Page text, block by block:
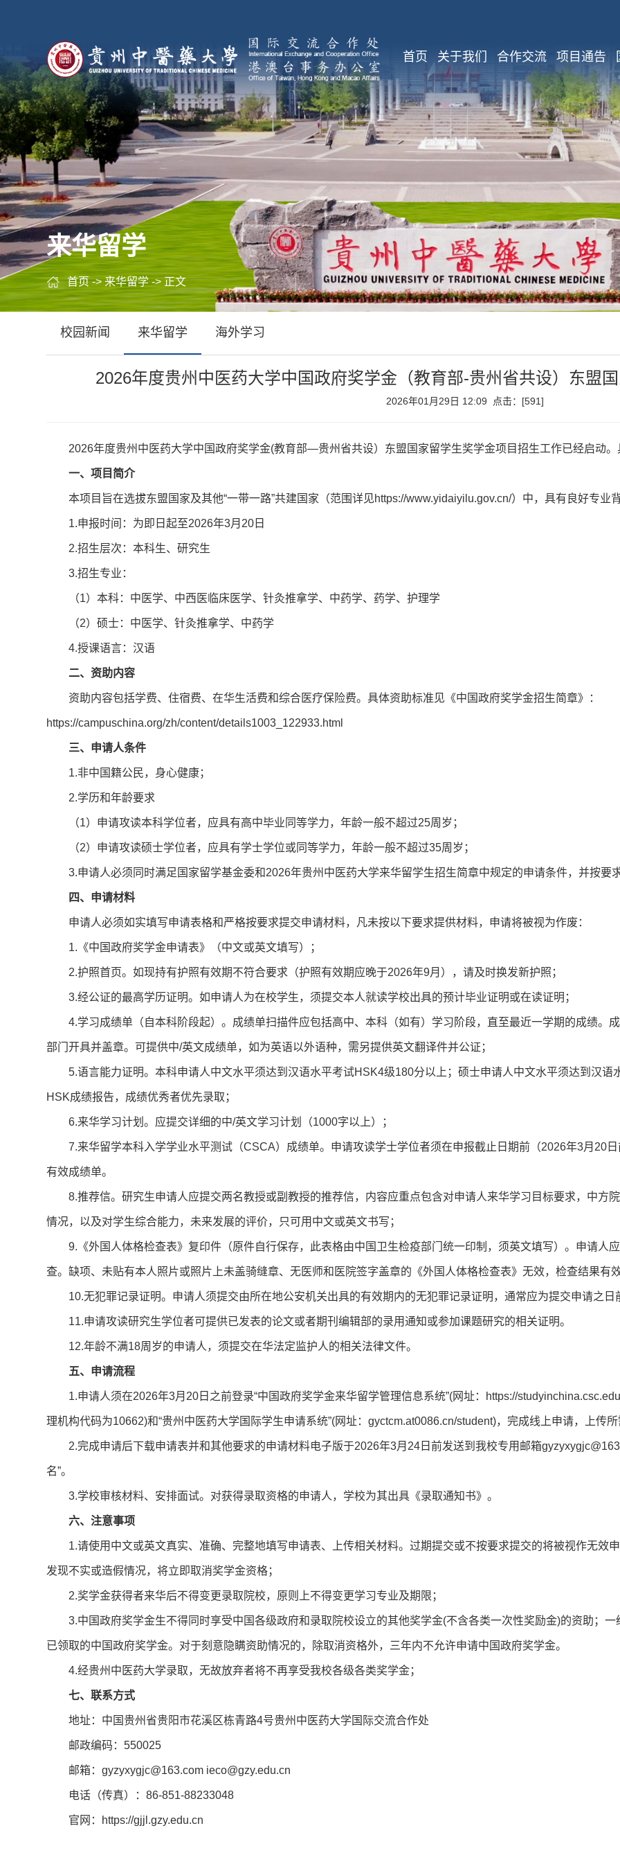
首页 关于我们 合作交流 项目通告
来华留学
首页->来华留学-> 正文
校园新闻 来华留学 海外学习
2026年度贵州中医药大学中国政府奖学金（教育部-贵州省共设）东盟
2026年01月29日 12:09 点击：[591]
2026年度贵州中医药大学中国政府奖学金(教育部—贵州省共设）东盟国家留学生奖学金项目招生工作已经启动。
一、项目简介
本项目旨在选拔东盟国家及其他“一带一路”共建国家（范围详见https://www.yidaiyilu.gov.cn/）中，具有良好专业
1.申报时间：为即日起至2026年3月20日
2.招生层次：本科生、研究生
3.招生专业：
（1）本科：中医学、中西医临床医学、针灸推拿学、中药学、药学、护理学
（2）硕士：中医学、针灸推拿学、中药学
4.授课语言：汉语
二、资助内容
资助内容包括学费、住宿费、在华生活费和综合医疗保险费。具体资助标准见《中国政府奖学金招生简章》：
https://campuschina.org/zh/content/details1003_122933.html
三、申请人条件
1.非中国籍公民，身心健康；
2.学历和年龄要求
（1）申请攻读本科学位者，应具有高中毕业同等学力，年龄一般不超过25周岁；
（2）申请攻读硕士学位者，应具有学士学位或同等学力，年龄一般不超过35周岁；
3.申请人必须同时满足国家留学基金委和2026年贵州中医药大学来华留学生招生简章中规定的申请条件，并按要
四、申请材料
申请人必须如实填写申请表格和严格按要求提交申请材料，凡未按以下要求提供材料，申请将被视为作废：
1.《中国政府奖学金申请表》（中文或英文填写）；
2.护照首页。如现持有护照有效期不符合要求（护照有效期应晚于2026年9月），请及时换发新护照；
3.经公证的最高学历证明。如申请人为在校学生，须提交本人就读学校出具的预计毕业证明或在读证明；
4.学习成绩单（自本科阶段起）。成绩单扫描件应包括高中、本科（如有）学习阶段，直至最近一学期的成绩。
部门开具并盖章。可提供中/英文成绩单，如为英语以外语种，需另提供英文翻译件并公证；
5.语言能力证明。本科申请人中文水平须达到汉语水平考试HSK4级180分以上；硕士申请人中文水平须达到汉
HSK成绩报告，成绩优秀者优先录取；
6.来华学习计划。应提交详细的中/英文学习计划（1000字以上）；
7.来华留学本科入学学业水平测试（CSCA）成绩单。申请攻读学士学位者须在申报截止日期前（2026年3月20
有效成绩单。
8.推荐信。研究生申请人应提交两名教授或副教授的推荐信，内容应重点包含对申请人来华学习目标要求，中方
情况，以及对学生综合能力，未来发展的评价，只可用中文或英文书写；
9.《外国人体格检查表》复印件（原件自行保存，此表格由中国卫生检疫部门统一印制，须英文填写）。申请人
查。缺项、未贴有本人照片或照片上未盖骑缝章、无医师和医院签字盖章的《外国人体格检查表》无效，检查结果有
10.无犯罪记录证明。申请人须提交由所在地公安机关出具的有效期内的无犯罪记录证明，通常应为提交申请之日
11.申请攻读研究生学位者可提供已发表的论文或者期刊编辑部的录用通知或参加课题研究的相关证明。
12.年龄不满18周岁的申请人，须提交在华法定监护人的相关法律文件。
五、申请流程
1.申请人须在2026年3月20日之前登录“中国政府奖学金来华留学管理信息系统”(网址：https://
理机构代码为10662)和“贵州中医药大学国际学生申请系统”(网址：gyctcm.at0086.cn/student)，完成线上申请，上传所
2.完成申请后下载申请表并和其他要求的申请材料电子版于2026年3月24日前发送到我校专用邮箱
名”。
3.学校审核材料、安排面试。对获得录取资格的申请人，学校为其出具《录取通知书》。
六、注意事项
1.请使用中文或英文真实、准确、完整地填写申请表、上传相关材料。过期提交或不按要求提交的将被视作无效
发现不实或造假情况，将立即取消奖学金资格；
2.奖学金获得者来华后不得变更录取院校，原则上不得变更学习专业及期限；
3.中国政府奖学金生不得同时享受中国各级政府和录取院校设立的其他奖学金(不含各类一次性奖励金)的资助；
已领取的中国政府奖学金。对于刻意隐瞒资助情况的，除取消资格外，三年内不允许申请中国政府奖学金。
4.经贵州中医药大学录取，无故放弃者将不再享受我校各级各类奖学金；
七、联系方式
地址：中国贵州省贵阳市花溪区栋青路4号贵州中医药大学国际交流合作处
邮政编码：550025
邮箱：gyzyxygjc@163.com ieco@gzy.edu.cn
电话（传真）：86-851-88233048
官网：https://gjjl.gzy.edu.cn